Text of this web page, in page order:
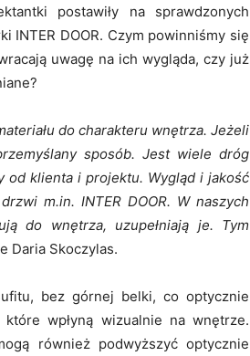
postawiły na sprawdzonych
INTER DOOR. Czym powinniśmy się
uwagę na ich wygląda, czy już
do charakteru wnętrza. Jeżeli
sposób. Jest wiele dróg
od klienta i projektu. Wygląd i jakość
m.in. INTER DOOR. W naszych
do wnętrza, uzupełniają je. Tym
Daria Skoczylas.
bez górnej belki, co optycznie
wpłyną wizualnie na wnętrze.
również podwyższyć optycznie